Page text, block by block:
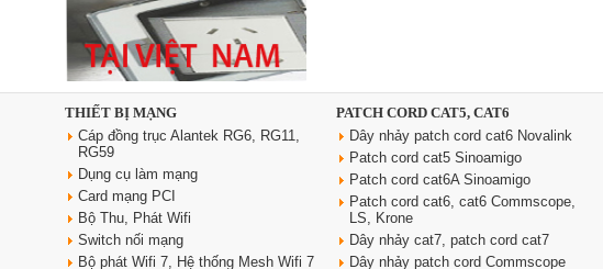
Ổ cắm âm bàn đảo bếp nâng
hạ, tích hợp sạc không dây, loa
bluetooth Sinoamigo STP-
2AB/Pub+Qi
Giá: 4,600,000 VNĐ
THIẾT BỊ MẠNG
Cáp đồng trục Alantek RG6, RG11,
RG59
Dụng cụ làm mạng
Card mạng PCI
Bộ Thu, Phát Wifi
Switch nối mạng
Bộ phát Wifi 7, Hệ thống Mesh Wifi 7
PATCH CORD CAT5, CAT6
Dây nhảy patch cord cat6 Novalink
Patch cord cat5 Sinoamigo
Patch cord cat6A Sinoamigo
Patch cord cat6, cat6 Commscope,
LS, Krone
Dây nhảy cat7, patch cord cat7
Dây nhảy patch cord Commscope